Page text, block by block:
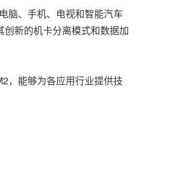
脑、手机、电视和智能汽车
新的机卡分离模式和数据加
，能够为各应用行业提供技